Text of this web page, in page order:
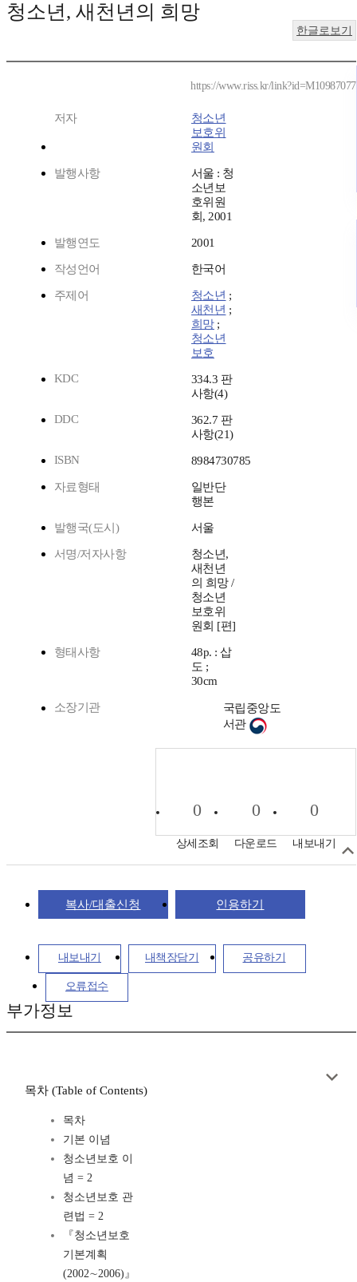
청소년, 새천년의 희망
한글로보기
https://www.riss.kr/link?id=M10987077
저자
청소년
보호위
원회
발행사항
서울 : 청
소년보
호위원
회, 2001
발행연도 2001
작성언어 한국어
주제어 청소년 ;
새천년 ;
희망 ;
청소년
보호
KDC
334.3 판
사항(4)
DDC
362.7 판
사항(21)
ISBN
8984730785
자료형태
일반단
행본
발행국(도시) 서울
서명/저자사항
청소년,
새천년
의 희망 /
청소년
보호위
원회 [편]
형태사항
48p. : 삽
도 ;
30cm
소장기관
국립중앙도
서관
0
상세조회
0
다운로드
0
내보내기
복사/대출신청 인용하기
내보내기 내책장담기 공유하기
오류접수
부가정보
목차 (Table of Contents)
목차
기본 이념
청소년보호 이
념 = 2
청소년보호 관
련법 = 2
『청소년보호
기본계획
(2002∼2006)』